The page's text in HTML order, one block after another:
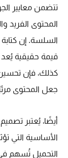
تتضمن معايير
المحتوى الفريد
السلسة. إن
قيمة حقيقية يُعد
جعل المحتوى
أيضًا، يُعتبر
الأساسية التي
التحميل تُسهم